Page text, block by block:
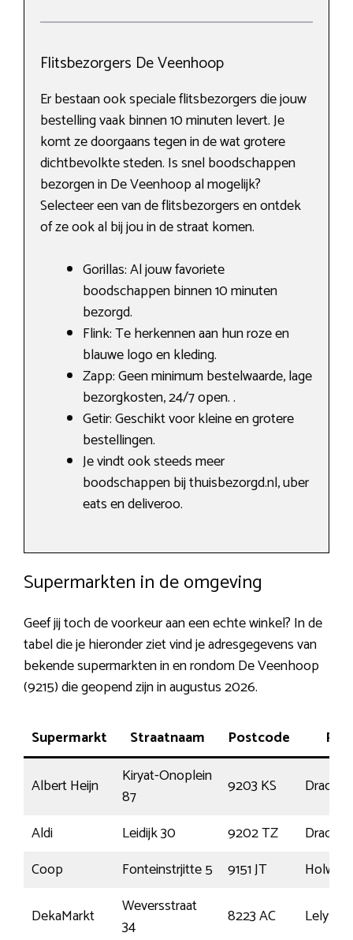
Flitsbezorgers De Veenhoop
Er bestaan ook speciale flitsbezorgers die jouw
bestelling vaak binnen 10 minuten levert. Je
komt ze doorgaans tegen in de wat grotere
dichtbevolkte steden. Is snel boodschappen
bezorgen in De Veenhoop al mogelijk?
Selecteer een van de flitsbezorgers en ontdek
of ze ook al bij jou in de straat komen.
Gorillas: Al jouw favoriete
boodschappen binnen 10 minuten
bezorgd.
Flink: Te herkennen aan hun roze en
blauwe logo en kleding.
Zapp: Geen minimum bestelwaarde, lage
bezorgkosten, 24/7 open. .
Getir: Geschikt voor kleine en grotere
bestellingen.
Je vindt ook steeds meer
boodschappen bij thuisbezorgd.nl, uber
eats en deliveroo.
Supermarkten in de omgeving
Geef jij toch de voorkeur aan een echte winkel? In de
tabel die je hieronder ziet vind je adresgegevens van
bekende supermarkten in en rondom De Veenhoop
(9215) die geopend zijn in augustus 2026.
Supermarkt Straatnaam Postcode
Albert Heijn
Kiryat-Onoplein
87
9203 KS
Aldi
Leidijk 30 9202 TZ
Coop
Fonteinstrjitte 5 9151 JT
Holwerd
DekaMarkt
Weversstraat
34
8223 AC
Lelystad